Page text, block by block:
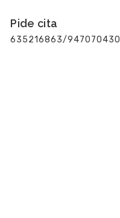
Pide cita
635216863/947070430